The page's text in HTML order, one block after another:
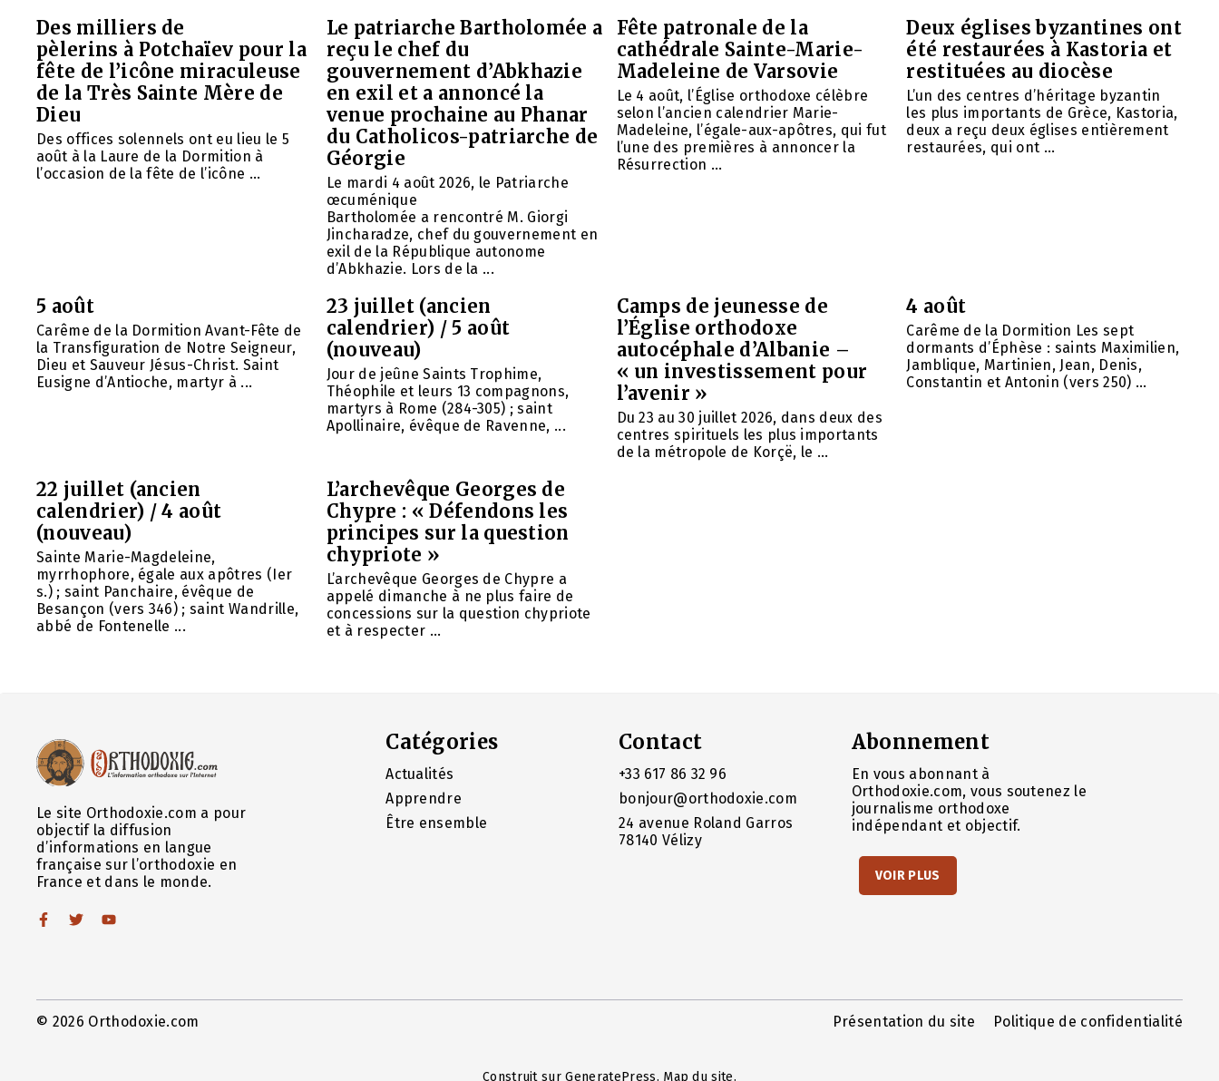
Des milliers de
pèlerins à Potchaïev pour la
fête de l’icône miraculeuse
de la Très Sainte Mère de
Dieu
Des offices solennels ont eu lieu le 5
août à la Laure de la Dormition à
l’occasion de la fête de l’icône ...
Le patriarche Bartholomée a
reçu le chef du
gouvernement d’Abkhazie
en exil et a annoncé la
venue prochaine au Phanar
du Catholicos-patriarche de
Géorgie
Le mardi 4 août 2026, le Patriarche
œcuménique
Bartholomée a rencontré M. Giorgi
Jincharadze, chef du gouvernement en
exil de la République autonome
d’Abkhazie. Lors de la ...
Fête patronale de la
cathédrale Sainte-Marie-
Madeleine de Varsovie
Le 4 août, l’Église orthodoxe célèbre
selon l’ancien calendrier Marie-
Madeleine, l’égale-aux-apôtres, qui fut
l’une des premières à annoncer la
Résurrection ...
Deux églises byzantines ont
été restaurées à Kastoria et
restituées au diocèse
L’un des centres d’héritage byzantin
les plus importants de Grèce, Kastoria,
deux a reçu deux églises entièrement
restaurées, qui ont ...
5 août
Carême de la Dormition Avant-Fête de
la Transfiguration de Notre Seigneur,
Dieu et Sauveur Jésus-Christ. Saint
Eusigne d’Antioche, martyr à ...
23 juillet (ancien
calendrier) / 5 août
(nouveau)
Jour de jeûne Saints Trophime,
Théophile et leurs 13 compagnons,
martyrs à Rome (284-305) ; saint
Apollinaire, évêque de Ravenne, ...
Camps de jeunesse de
l’Église orthodoxe
autocéphale d’Albanie –
« un investissement pour
l’avenir »
Du 23 au 30 juillet 2026, dans deux des
centres spirituels les plus importants
de la métropole de Korçë, le ...
4 août
Carême de la Dormition Les sept
dormants d’Éphèse : saints Maximilien,
Jamblique, Martinien, Jean, Denis,
Constantin et Antonin (vers 250) ...
22 juillet (ancien
calendrier) / 4 août
(nouveau)
Sainte Marie-Magdeleine,
myrrhophore, égale aux apôtres (Ier
s.) ; saint Panchaire, évêque de
Besançon (vers 346) ; saint Wandrille,
abbé de Fontenelle ...
L’archevêque Georges de
Chypre : « Défendons les
principes sur la question
chypriote »
L’archevêque Georges de Chypre a
appelé dimanche à ne plus faire de
concessions sur la question chypriote
et à respecter ...
Le site Orthodoxie.com a pour
objectif la diffusion
d’informations en langue
française sur l’orthodoxie en
France et dans le monde.
Catégories
Actualités
Apprendre
Être ensemble
Contact
+33 617 86 32 96
bonjour@orthodoxie.com
24 avenue Roland Garros
78140 Vélizy
Abonnement
En vous abonnant à
Orthodoxie.com, vous soutenez le
journalisme orthodoxe
indépendant et objectif.
VOIR PLUS
© 2026 Orthodoxie.com Présentation du site Politique de confidentialité
Construit surGeneratePress. Map du site.